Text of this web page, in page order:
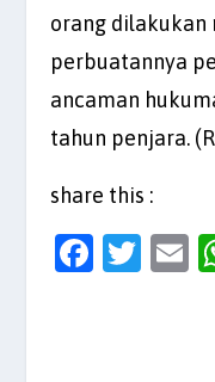
orang dilakukan
perbuatannya
ancaman
tahun penjara.
share this :
F
T
E